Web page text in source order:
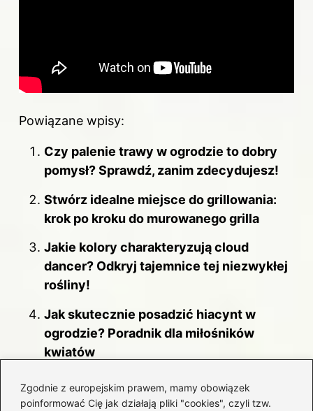
Zgodnie z europejskim prawem, mamy obowiązek
poinformować Cię jak działają pliki "cookies", czyli tzw.
Powiązane wpisy:
Czy palenie trawy w ogrodzie to dobry
pomysł? Sprawdź, zanim zdecydujesz!
Stwórz idealne miejsce do grillowania:
krok po kroku do murowanego grilla
Jakie kolory charakteryzują cloud
dancer? Odkryj tajemnice tej niezwykłej
rośliny!
Jak skutecznie posadzić hiacynt w
ogrodzie? Poradnik dla miłośników
kwiatów
Wrzosy w domu – czy to dobry pomysł
dla każdego miłośnika roślin?